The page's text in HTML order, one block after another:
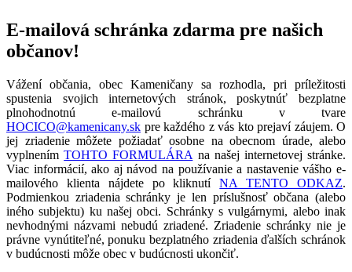
E-mailová schránka zdarma pre našich
občanov!
Vážení občania, obec Kameničany sa rozhodla, pri príležitosti
spustenia svojich internetových stránok, poskytnúť bezplatne
plnohodnotnú e-mailovú schránku v tvare
HOCICO@kamenicany.sk pre každého z vás kto prejaví záujem. O
jej zriadenie môžete požiadať osobne na obecnom úrade, alebo
vyplnenímTOHTO FORMULÁRA na našej internetovej stránke.
Viac informácií, ako aj návod na používanie a nastavenie vášho e-
mailového klienta nájdete po kliknutíNA TENTO ODKAZ.
Podmienkou zriadenia schránky je len príslušnosť občana (alebo
iného subjektu) ku našej obci. Schránky s vulgárnymi, alebo inak
nevhodnými názvami nebudú zriadené. Zriadenie schránky nie je
právne vynútiteľné, ponuku bezplatného zriadenia ďalších schránok
v budúcnosti môže obec v budúcnosti ukončiť.